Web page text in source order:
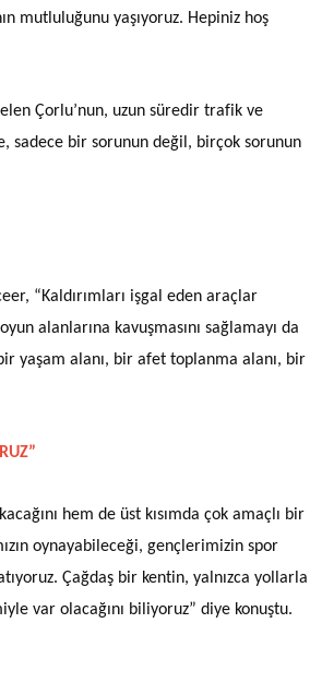
mutluluğunu yaşıyoruz. Hepiniz hoş
Çorlu’nun, uzun süredir trafik ve
sadece bir sorunun değil, birçok sorunun
“Kaldırımları işgal eden araçlar
alanlarına kavuşmasını sağlamayı da
yaşam alanı, bir afet toplanma alanı, bir
hem de üst kısımda çok amaçlı bir
oynayabileceği, gençlerimizin spor
Çağdaş bir kentin, yalnızca yollarla
var olacağını biliyoruz” diye konuştu.